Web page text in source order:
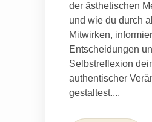
der ästhetischen
und wie du durch
Mitwirken,
Entscheidungen
Selbstreflexion
authentischer
gestaltest....